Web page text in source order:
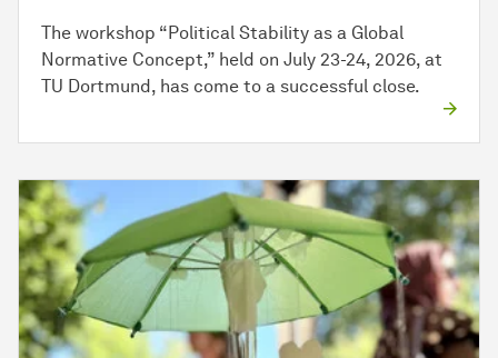
The workshop “Political Stability as a Global
Normative Concept,” held on July 23-24, 2026, at
TU Dortmund, has come to a successful close.